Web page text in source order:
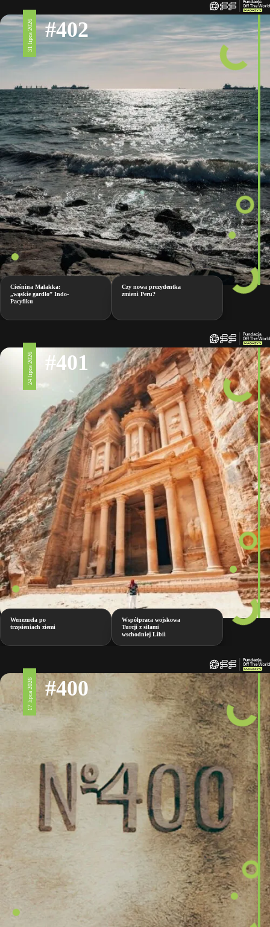
31 lipca 2026 #402
Cieśnina Malakka:
„wąskie gardło” Indo-
Pacyfiku
Czy nowa prezydentka
zmieni Peru?
24 lipca 2026 #401
Wenezuela po
trzęsieniach ziemi
Współpraca wojskowa
Turcji z siłami
wschodniej Libii
17 lipca 2026 #400